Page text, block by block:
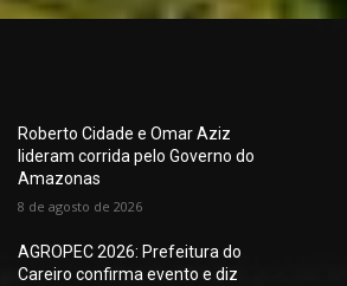
Roberto Cidade e Omar Aziz
lideram corrida pelo Governo do
Amazonas
8 de agosto de 2026
AGROPEC 2026: Prefeitura do
Careiro confirma evento e diz